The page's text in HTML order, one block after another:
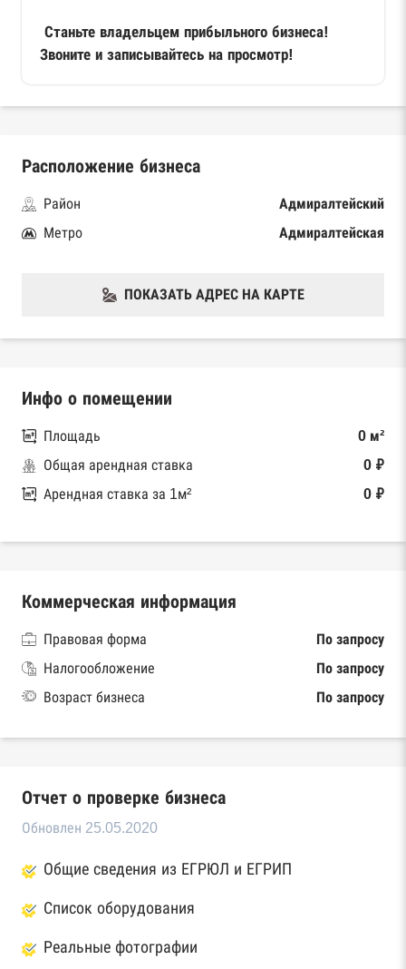
Станьте владельцем прибыльного бизнеса!
Звоните и записывайтесь на просмотр!
Расположение бизнеса
Район
Адмиралтейский
Метро
Адмиралтейская
ПОКАЗАТЬ АДРЕС НА КАРТЕ
Инфо о помещении
Площадь
0 м²
Общая арендная ставка
0 ₽
Арендная ставка за 1м²
0 ₽
Коммерческая информация
Правовая форма
По запросу
Налогообложение
По запросу
Возраст бизнеса
По запросу
Отчет о проверке бизнеса
Обновлен 25.05.2020
Общие сведения из ЕГРЮЛ и ЕГРИП
Список оборудования
Реальные фотографии